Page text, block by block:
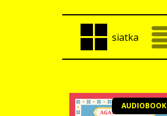
siatka
AUDIOBOOK